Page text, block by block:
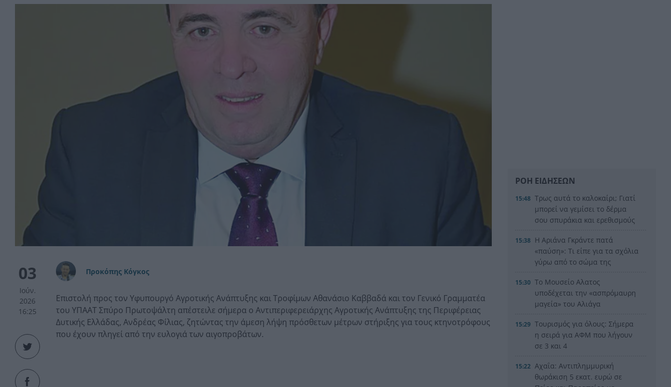
03
Ιούν.
2026
16:25
Προκόπης Κόγκος
Επιστολή προς τον Υφυπουργό Αγροτικής Ανάπτυξης και Τροφίμων Αθανάσιο Καββαδά και τον Γενικό Γραμματέα
του ΥΠΑΑΤ Σπύρο Πρωτοψάλτη απέστειλε σήμερα ο Αντιπεριφερειάρχης Αγροτικής Ανάπτυξης της Περιφέρειας
Δυτικής Ελλάδας, Ανδρέας Φίλιας, ζητώντας την άμεση λήψη πρόσθετων μέτρων στήριξης για τους κτηνοτρόφους
που έχουν πληγεί από την ευλογιά των αιγοπροβάτων.
ΡΟΗ ΕΙΔΗΣΕΩΝ
15:48 Τρως αυτά το καλοκαίρι; Γιατί
μπορεί να γεμίσει το δέρμα
σου σπυράκια και ερεθισμούς
15:38 Η Αριάνα Γκράντε πατά
«παύση»: Τι είπε για τα σχόλια
γύρω από το σώμα της
15:30 Το Μουσείο Αλατος
υποδέχεται την «ασπρόμαυρη
μαγεία» του Αλιάγα
15:29 Τουρισμός για όλους: Σήμερα
η σειρά για ΑΦΜ που λήγουν
σε 3 και 4
15:22 Αχαΐα: Αντιπλημμυρική
θωράκιση 5 εκατ. ευρώ σε